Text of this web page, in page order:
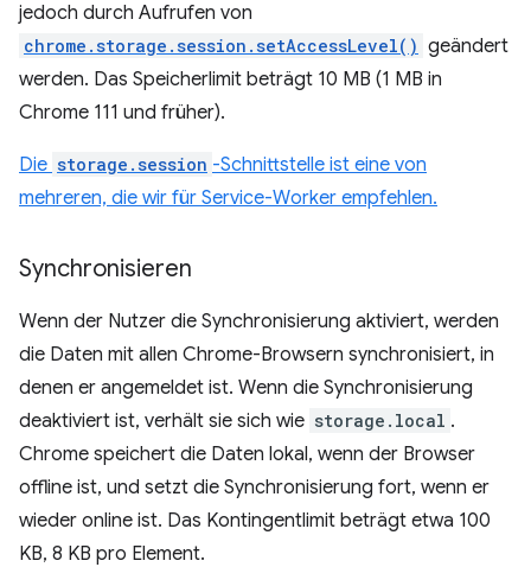
jedoch durch Aufrufen von
chrome.storage.session.setAccessLevel() geändert
werden. Das Speicherlimit beträgt 10 MB (1 MB in
Chrome 111 und früher).
Die storage.session -Schnittstelle ist eine von
mehreren, die wir für Service-Worker empfehlen.
Synchronisieren
Wenn der Nutzer die Synchronisierung aktiviert, werden
die Daten mit allen Chrome-Browsern synchronisiert, in
denen er angemeldet ist. Wenn die Synchronisierung
deaktiviert ist, verhält sie sich wie storage.local .
Chrome speichert die Daten lokal, wenn der Browser
offline ist, und setzt die Synchronisierung fort, wenn er
wieder online ist. Das Kontingentlimit beträgt etwa 100
KB, 8 KB pro Element.